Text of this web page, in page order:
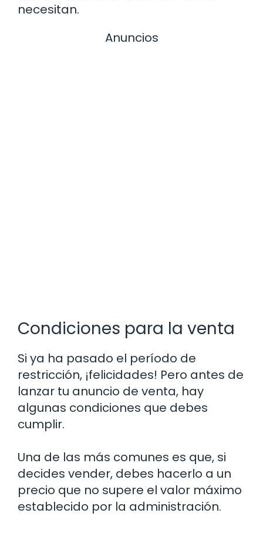
necesitan.
Anuncios
Condiciones para la venta
Si ya ha pasado el período de
restricción, ¡felicidades! Pero antes de
lanzar tu anuncio de venta, hay
algunas condiciones que debes
cumplir.
Una de las más comunes es que, si
decides vender, debes hacerlo a un
precio que no supere el valor máximo
establecido por la administración.